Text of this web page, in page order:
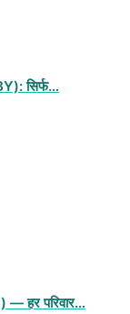
सिर्फ…
— हर परिवार…